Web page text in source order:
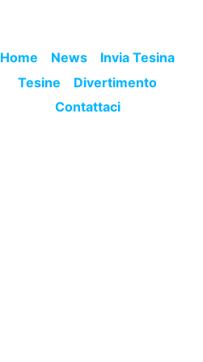
Home News
Invia Tesina
Tesine
Divertimento
Contattaci